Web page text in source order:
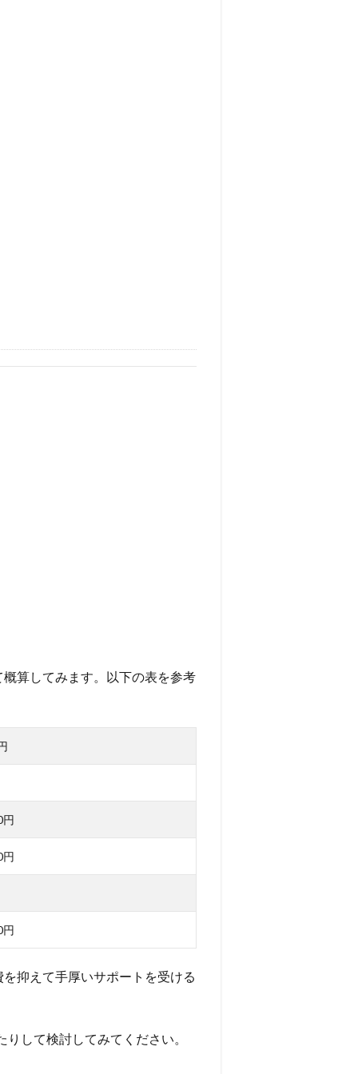
概算してみます。以下の表を参考
円
円
円
抑えて手厚いサポートを受ける
して検討してみてください。